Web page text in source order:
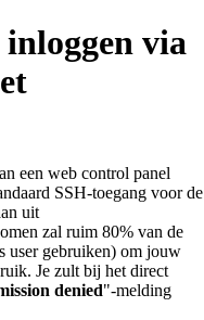
via
een web control panel
SSH-toegang voor de
uit
zal ruim 80% van de
user gebruiken) om jouw
Je zult bij het direct
denied"-melding